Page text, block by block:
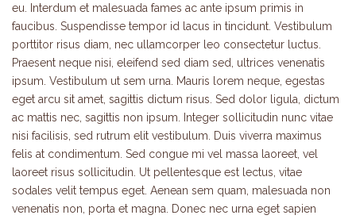
eu. Interdum et malesuada fames ac ante ipsum primis in
faucibus. Suspendisse tempor id lacus in tincidunt. Vestibulum
porttitor risus diam, nec ullamcorper leo consectetur luctus.
Praesent neque nisi, eleifend sed diam sed, ultrices venenatis
ipsum. Vestibulum ut sem urna. Mauris lorem neque, egestas
eget arcu sit amet, sagittis dictum risus. Sed dolor ligula, dictum
ac mattis nec, sagittis non ipsum. Integer sollicitudin nunc vitae
nisi facilisis, sed rutrum elit vestibulum. Duis viverra maximus
felis at condimentum. Sed congue mi vel massa laoreet, vel
laoreet risus sollicitudin. Ut pellentesque est lectus, vitae
sodales velit tempus eget. Aenean sem quam, malesuada non
venenatis non, porta et magna. Donec nec urna eget sapien